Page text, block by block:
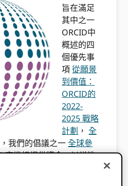
旨在滿足
其中之一
ORCID中
概述的四
個優先事
項從願景
到價值：
ORCID的
2022-
2025 戰略
計劃 ，全
，我們的倡議之一全球參
家機構提供資金，以增進
在全球南方代表性不足
，該計劃已幫助 ORCID